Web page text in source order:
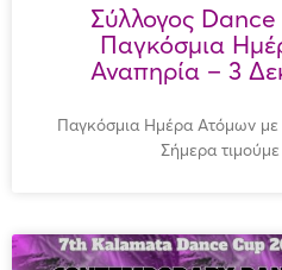
Σύλλογος
Παγκόσμια
Αναπηρία – 3
Παγκόσμια Ημέρα Ατόμων με
Σήμερα